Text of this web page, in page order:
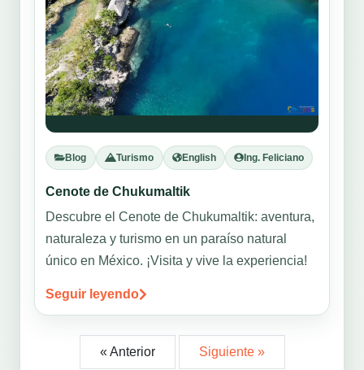
Blog Turismo English Ing. Feliciano
Cenote de Chukumaltik
Descubre el Cenote de Chukumaltik: aventura,
naturaleza y turismo en un paraíso natural
único en México. ¡Visita y vive la experiencia!
Seguir leyendo
« Anterior
Siguiente »